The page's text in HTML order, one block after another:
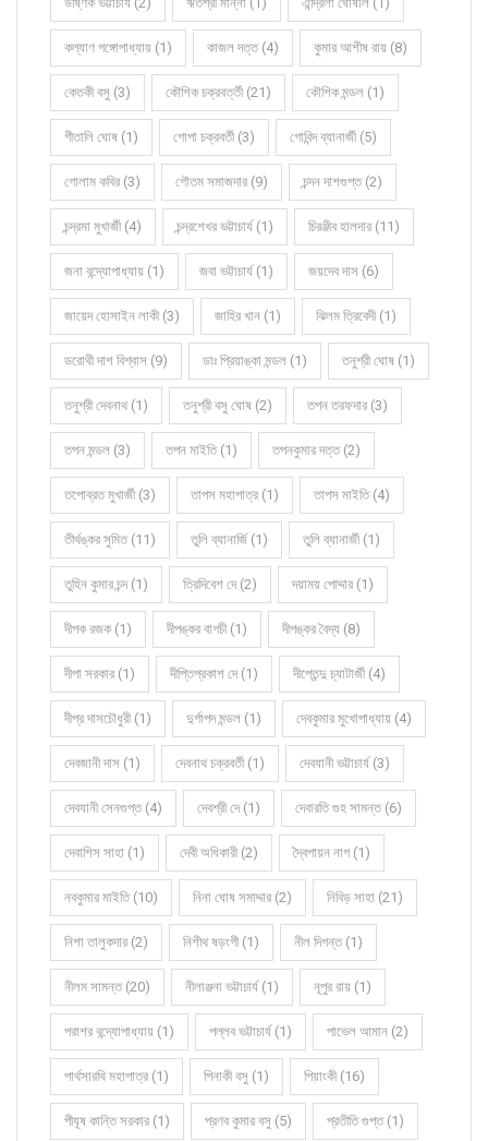
কল্যাণ গঙ্গোপাধ্যায় (1) কাজল দত্ত (4) কুমার আশীষ রায় (8)
কেতকী বসু (3) কৌশিক চক্রবর্ত্তী (21) কৌশিক মন্ডল (1)
গীতালি ঘোষ (1) গোপা চক্রবর্তী (3) গোবিন্দ ব্যানার্জী (5)
গোলাম কবির (3) গৌতম সমাজদার (9) চন্দন দাশগুপ্ত (2)
চন্দ্রমা মুখার্জী (4) চন্দ্রশেখর ভট্টাচার্য (1) চিরঞ্জীব হালদার (11)
জনা বন্দ্যোপাধ্যায় (1) জবা ভট্টাচার্য (1) জয়দেব দাস (6)
জায়েদ হোসাইন লাকী (3) জাহির খান (1) ঝিলম ত্রিবেদী (1)
ডরোথী দাশ বিশ্বাস (9) ডাঃ প্রিয়াঙ্কা মন্ডল (1) তনুশ্রী ঘোষ (1)
তনুশ্রী দেবনাথ (1) তনুশ্রী বসু ঘোষ (2) তপন তরফদার (3)
তপন মন্ডল (3) তপন মাইতি (1) তপনকুমার দত্ত (2)
তপোব্রত মুখার্জী (3) তাপস মহাপাত্র (1) তাপস মাইতি (4)
তীর্থঙ্কর সুমিত (11) তুলি ব্যানার্জি (1) তুলি ব্যানার্জী (1)
তুহিন কুমার চন্দ (1) ত্রিদিবেশ দে (2) দয়াময় পোদ্দার (1)
দীপক রজক (1) দীপঙ্কর বাগচী (1) দীপঙ্কর বৈদ্য (8)
দীপা সরকার (1) দীপ্তিপ্রকাশ দে (1) দীপ্তেন্দু চ্যাটার্জী (4)
দীপ্র দাসচৌধুরী (1) দুর্গাপদ মন্ডল (1) দেবকুমার মুখোপাধ্যায় (4)
দেবজানী দাস (1) দেবনাথ চক্রবর্তী (1) দেবযানী ভট্টাচার্য (3)
দেবযানী সেনগুপ্ত (4) দেবশ্রী দে (1) দেবারতি গুহ সামন্ত (6)
দেবাশিস সাহা (1) দেবী অধিকারী (2) দ্বৈপায়ন নাগ (1)
নবকুমার মাইতি (10) নিনা ঘোষ সমাদ্দার (2) নিবিড় সাহা (21)
নিশা তালুকদার (2) নিশীথ ষড়ংগী (1) নীল দিগন্ত (1)
নীলম সামন্ত (20) নীলাঞ্জনা ভট্টাচার্য (1) নূপুর রায় (1)
পরাশর বন্দ্যোপাধ্যায় (1) পল্লব ভট্টাচার্য (1) পাভেল আমান (2)
পার্থসারথি মহাপাত্র (1) পিনাকী বসু (1) পিয়াংকী (16)
পীযূষ কান্তি সরকার (1) প্রণব কুমার বসু (5) প্রতীতি গুপ্ত (1)